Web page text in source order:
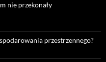
nie przekonały
przestrzennego?